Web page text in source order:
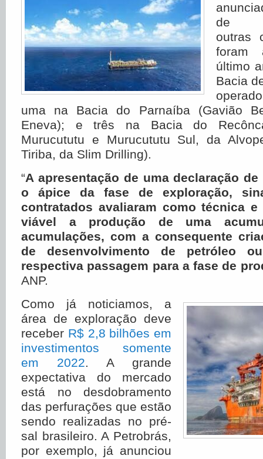
de
outras
foram
último
Bacia
uma na Bacia do Parnaíba (Gavião
Eneva); e três na Bacia do
Murucututu e Murucututu Sul, da
Tiriba, da Slim Drilling).
“A apresentação de uma declaração
o ápice da fase de exploração,
contratados avaliaram como técnica e
viável a produção de uma
acumulações, com a consequente
de desenvolvimento de petróleo
respectiva passagem para a fase de
ANP.
Como já noticiamos, a
área de exploração deve
receber R$ 2,8 bilhões em
investimentos somente
em 2022. A grande
expectativa do mercado
está no desdobramento
das perfurações que estão
sendo realizadas no pré-
sal brasileiro. A Petrobrás,
por exemplo, já anunciou